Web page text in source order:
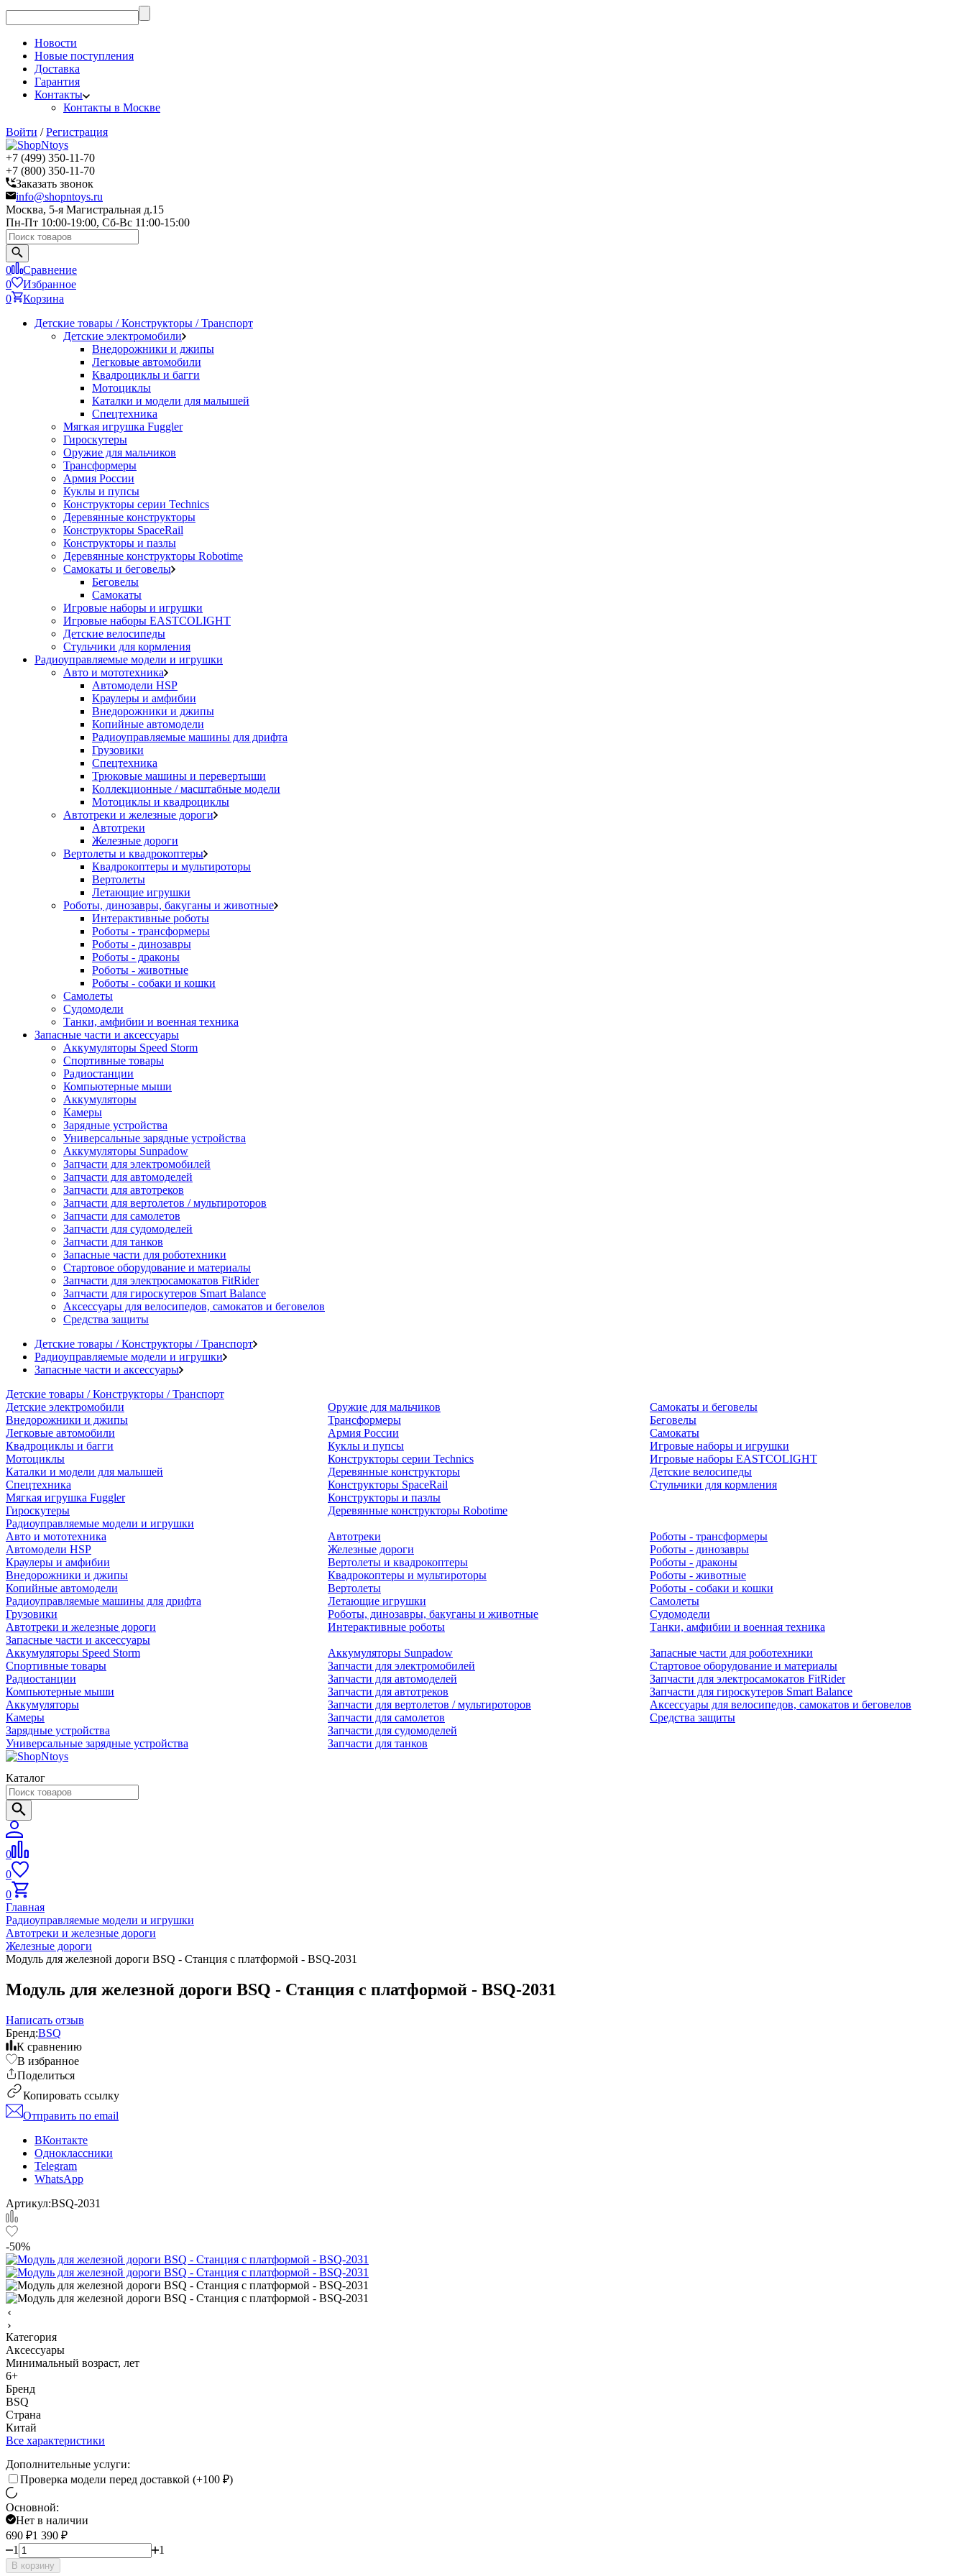
Новости
Новые поступления
Доставка
Гарантия
Контакты
Контакты в Москве
Войти /Регистрация
+7 (499) 350-11-70
+7 (800) 350-11-70
Заказать звонок
info@shopntoys.ru
Москва, 5-я Магистральная д.15
Пн-Пт 10:00-19:00, Сб-Вс 11:00-15:00
0
Сравнение
0
Избранное
0
Корзина
Детские товары / Конструкторы / Транспорт
Детские электромобили
Внедорожники и джипы
Легковые автомобили
Квадроциклы и багги
Мотоциклы
Каталки и модели для малышей
Спецтехника
Мягкая игрушка Fuggler
Гироскутеры
Оружие для мальчиков
Трансформеры
Армия России
Куклы и пупсы
Конструкторы серии Technics
Деревянные конструкторы
Конструкторы SpaceRail
Конструкторы и пазлы
Деревянные конструкторы Robotime
Самокаты и беговелы
Беговелы
Самокаты
Игровые наборы и игрушки
Игровые наборы EASTCOLIGHT
Детские велосипеды
Стульчики для кормления
Радиоуправляемые модели и игрушки
Авто и мототехника
Автомодели HSP
Краулеры и амфибии
Внедорожники и джипы
Копийные автомодели
Радиоуправляемые машины для дрифта
Грузовики
Спецтехника
Трюковые машины и перевертыши
Коллекционные / масштабные модели
Мотоциклы и квадроциклы
Автотреки и железные дороги
Автотреки
Железные дороги
Вертолеты и квадрокоптеры
Квадрокоптеры и мультироторы
Вертолеты
Летающие игрушки
Роботы, динозавры, бакуганы и животные
Интерактивные роботы
Роботы - трансформеры
Роботы - динозавры
Роботы - драконы
Роботы - животные
Роботы - собаки и кошки
Самолеты
Судомодели
Танки, амфибии и военная техника
Запасные части и аксессуары
Аккумуляторы Speed Storm
Спортивные товары
Радиостанции
Компьютерные мыши
Аккумуляторы
Камеры
Зарядные устройства
Универсальные зарядные устройства
Аккумуляторы Sunpadow
Запчасти для электромобилей
Запчасти для автомоделей
Запчасти для автотреков
Запчасти для вертолетов / мультироторов
Запчасти для самолетов
Запчасти для судомоделей
Запчасти для танков
Запасные части для роботехники
Стартовое оборудование и материалы
Запчасти для электросамокатов FitRider
Запчасти для гироскутеров Smart Balance
Аксессуары для велосипедов, самокатов и беговелов
Средства защиты
Детские товары / Конструкторы / Транспорт
Радиоуправляемые модели и игрушки
Запасные части и аксессуары
Детские товары / Конструкторы / Транспорт
Детские электромобили
Внедорожники и джипы
Легковые автомобили
Квадроциклы и багги
Мотоциклы
Каталки и модели для малышей
Спецтехника
Мягкая игрушка Fuggler
Гироскутеры
Оружие для мальчиков
Трансформеры
Армия России
Куклы и пупсы
Конструкторы серии Technics
Деревянные конструкторы
Конструкторы SpaceRail
Конструкторы и пазлы
Деревянные конструкторы Robotime
Самокаты и беговелы
Беговелы
Самокаты
Игровые наборы и игрушки
Игровые наборы EASTCOLIGHT
Детские велосипеды
Стульчики для кормления
Радиоуправляемые модели и игрушки
Авто и мототехника
Автомодели HSP
Краулеры и амфибии
Внедорожники и джипы
Копийные автомодели
Радиоуправляемые машины для дрифта
Грузовики
Автотреки и железные дороги
Автотреки
Железные дороги
Вертолеты и квадрокоптеры
Квадрокоптеры и мультироторы
Вертолеты
Летающие игрушки
Роботы, динозавры, бакуганы и животные
Интерактивные роботы
Роботы - трансформеры
Роботы - динозавры
Роботы - драконы
Роботы - животные
Роботы - собаки и кошки
Самолеты
Судомодели
Танки, амфибии и военная техника
Запасные части и аксессуары
Аккумуляторы Speed Storm
Спортивные товары
Радиостанции
Компьютерные мыши
Аккумуляторы
Камеры
Зарядные устройства
Универсальные зарядные устройства
Аккумуляторы Sunpadow
Запчасти для электромобилей
Запчасти для автомоделей
Запчасти для автотреков
Запчасти для вертолетов / мультироторов
Запчасти для самолетов
Запчасти для судомоделей
Запчасти для танков
Запасные части для роботехники
Стартовое оборудование и материалы
Запчасти для электросамокатов FitRider
Запчасти для гироскутеров Smart Balance
Аксессуары для велосипедов, самокатов и беговелов
Средства защиты
Каталог
0
0
0
Главная
Радиоуправляемые модели и игрушки
Автотреки и железные дороги
Железные дороги
Модуль для железной дороги BSQ - Станция с платформой - BSQ-2031
Модуль для железной дороги BSQ - Станция с платформой - BSQ-2031
Написать отзыв
Бренд:BSQ
К сравнению
В избранное
Поделиться
Копировать ссылку
Отправить по email
ВКонтакте
Одноклассники
Telegram
WhatsApp
Артикул:BSQ-2031
-50%
Категория
Аксессуары
Минимальный возраст, лет
6+
Бренд
BSQ
Страна
Китай
Все характеристики
Дополнительные услуги:
Проверка модели перед доставкой (+100 ₽)
Основной:
Нет в наличии
690 ₽1 390 ₽
1
1
В корзину